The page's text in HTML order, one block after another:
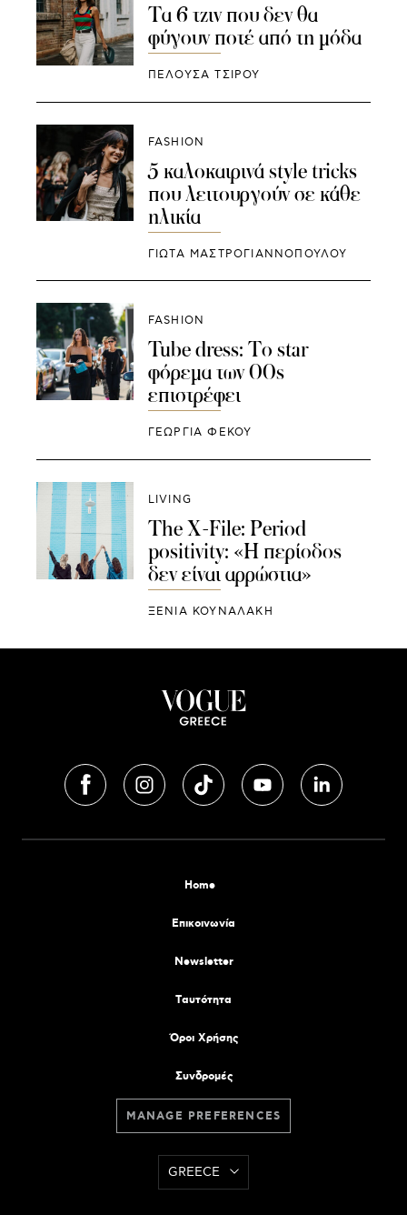
Τα 6 τζιν που δεν θα
φύγουν ποτέ από τη μόδα
ΠΕΛΟΥΣΑ ΤΣΙΡΟΥ
FASHION
5 καλοκαιρινά style tricks
που λειτουργούν σε κάθε
ηλικία
ΓΙΩΤΑ ΜΑΣΤΡΟΓΙΑΝΝΟΠΟΥΛΟΥ
FASHION
Tube dress: Το star
φόρεμα των 00s
επιστρέφει
ΓΕΩΡΓΙΑ ΦΕΚΟΥ
LIVING
The X-File: Period
positivity: «Η περίοδος
δεν είναι αρρώστια»
ΞΕΝΙΑ ΚΟΥΝΑΛΑΚΗ
Home
Επικοινωνία
Newsletter
Tαυτότητα
Όροι Χρήσης
Συνδρομές
MANAGE PREFERENCES
GREECE